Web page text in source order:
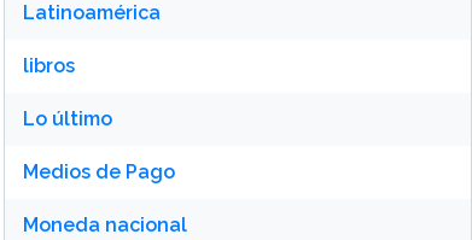
Latinoamérica
libros
Lo último
Medios de Pago
Moneda nacional